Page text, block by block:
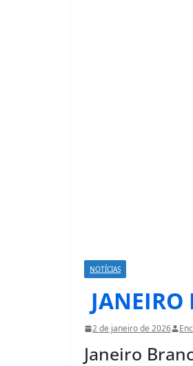
NOTÍCIAS
2 de janeiro de 2026
Janeiro